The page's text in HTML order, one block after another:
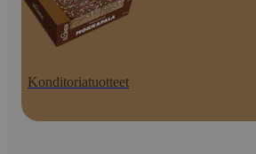
Konditoriatuotteet